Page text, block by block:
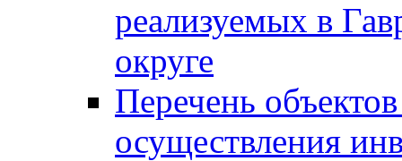
реализуемых в
округе
Перечень
осуществления